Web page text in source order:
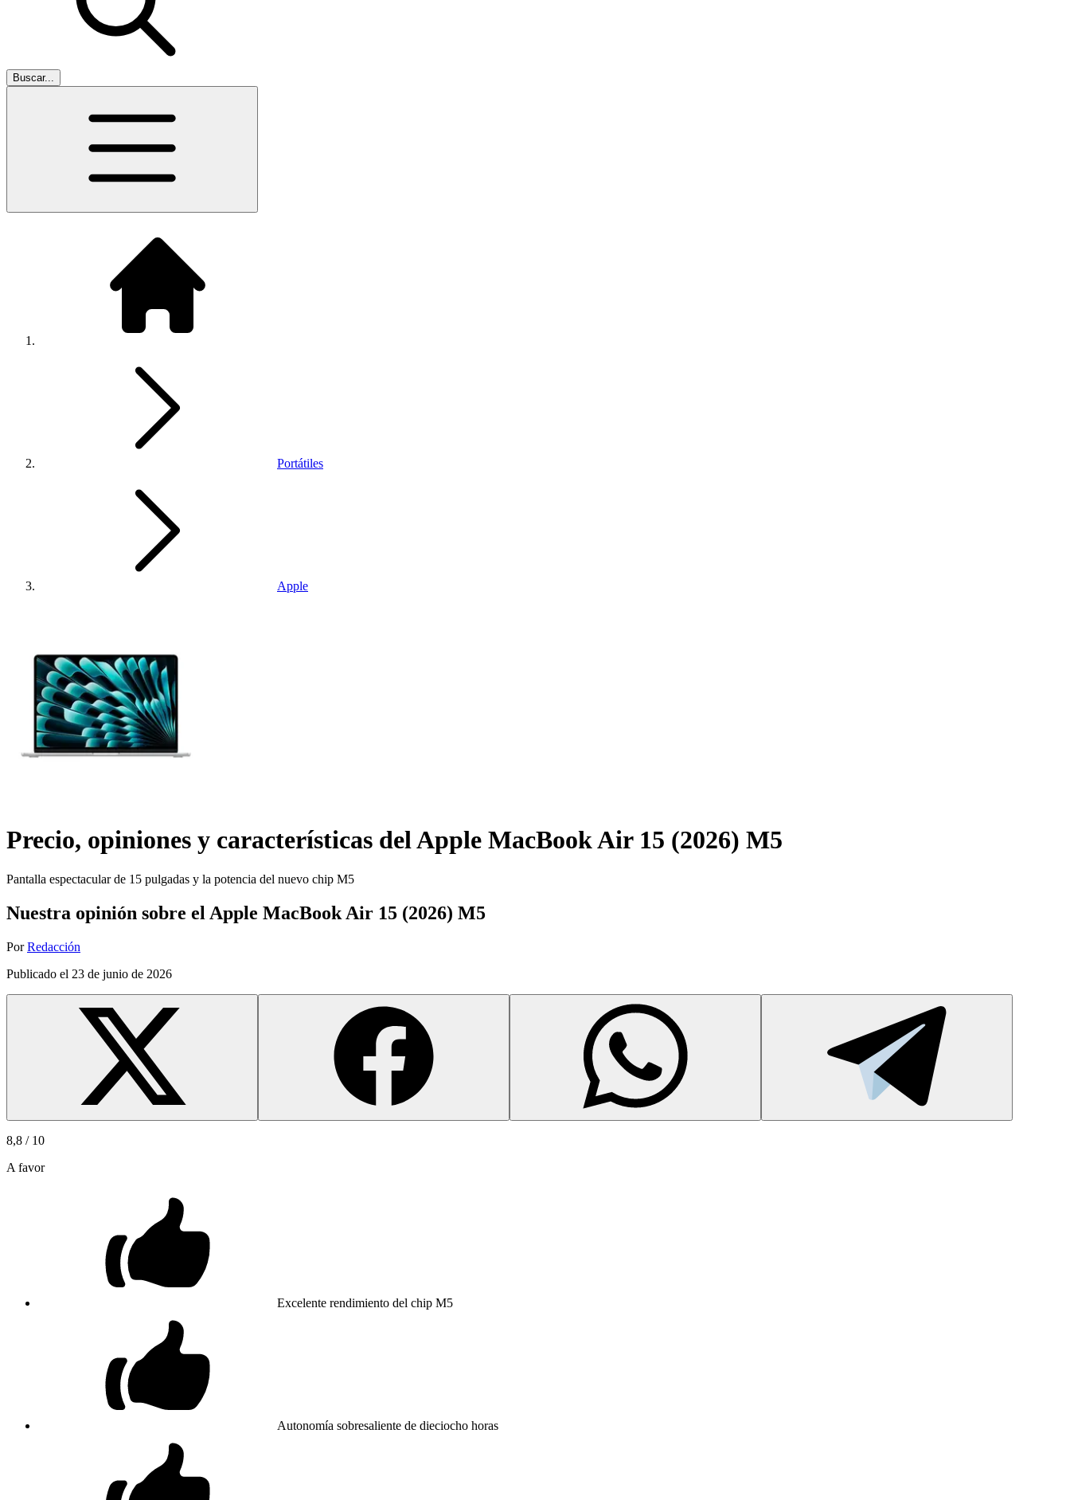
Buscar...
Portátiles
Apple
Precio, opiniones y características delApple MacBook Air 15 (2026) M5
Pantalla espectacular de 15 pulgadas y la potencia del nuevo chip M5
Nuestra opinión sobre el Apple MacBook Air 15 (2026) M5
Por Redacción
Publicado el 23 de junio de 2026
8,8 / 10
A favor
Excelente rendimiento del chip M5
Autonomía sobresaliente de dieciocho horas